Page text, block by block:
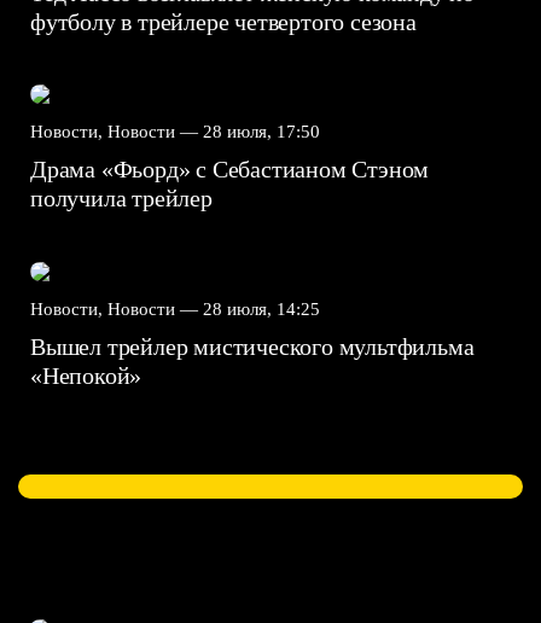
футболу в трейлере четвертого сезона
Новости, Новости — 28 июля, 17:50
Драма «Фьорд» с Себастианом Стэном
получила трейлер
Новости, Новости — 28 июля, 14:25
Вышел трейлер мистического мультфильма
«Непокой»